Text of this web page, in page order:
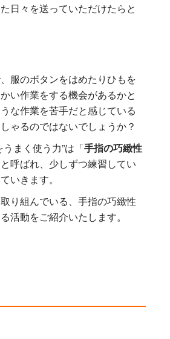
日々を送っていただけたらと
服のボタンをはめたりひもを
い作業をする機会があるかと
な作業を苦手だと感じている
ゃるのではないでしょうか？
うまく使う力”は「手指の巧緻性
と呼ばれ、少しずつ練習してい
いきます。
り組んでいる、手指の巧緻性
活動をご紹介いたします。